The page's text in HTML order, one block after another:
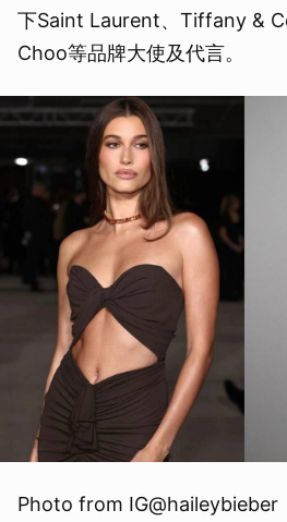
下Saint Laurent、Tiffany &
Choo等品牌大使及代言。
Photo from IG@haileybieber